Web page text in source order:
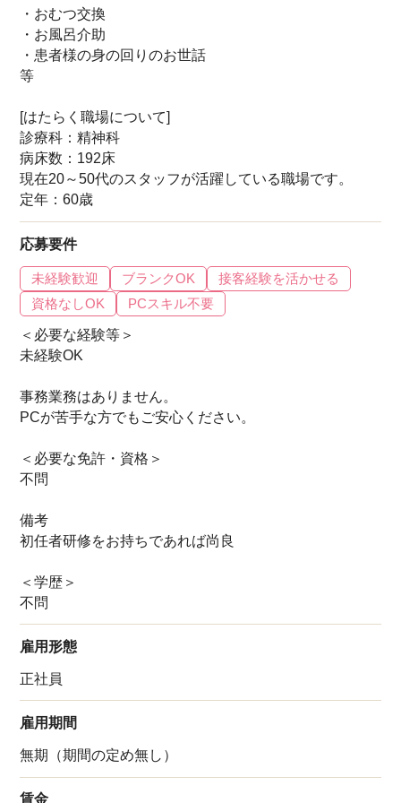
・おむつ交換
・お風呂介助
・患者様の身の回りのお世話
等
[はたらく職場について]
診療科：精神科
病床数：192床
現在20～50代のスタッフが活躍している職場です。
定年：60歳
応募要件
未経験歓迎 ブランクOK
接客経験を活かせる
資格なしOK
PCスキル不要
＜必要な経験等＞
未経験OK
事務業務はありません。
PCが苦手な方でもご安心ください。
＜必要な免許・資格＞
不問
備考
初任者研修をお持ちであれば尚良
＜学歴＞
不問
雇用形態
正社員
雇用期間
無期（期間の定め無し）
賃金